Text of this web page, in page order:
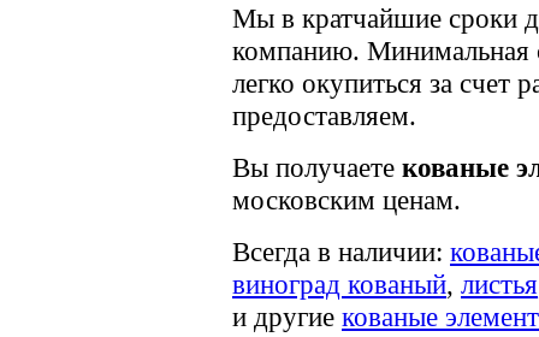
Мы в кратчайшие сроки
компанию. Минимальная
легко окупиться за счет
предоставляем.
Вы получаете кованые
московским ценам.
Всегда в наличии:
виноград кованый, листья
и другие кованые